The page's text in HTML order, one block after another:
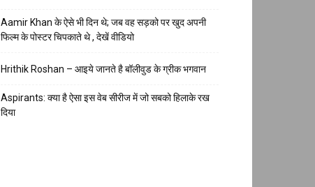
Aamir Khan के ऐसे भी दिन थे; जब वह सड़को पर खुद अपनी
फिल्म के पोस्टर चिपकाते थे , देखें वीडियो
Hrithik Roshan – आइये जानते है बॉलीवुड के ग्रीक भगवान
Aspirants: क्या है ऐसा इस वेब सीरीज में जो सबको हिलाके रख
दिया